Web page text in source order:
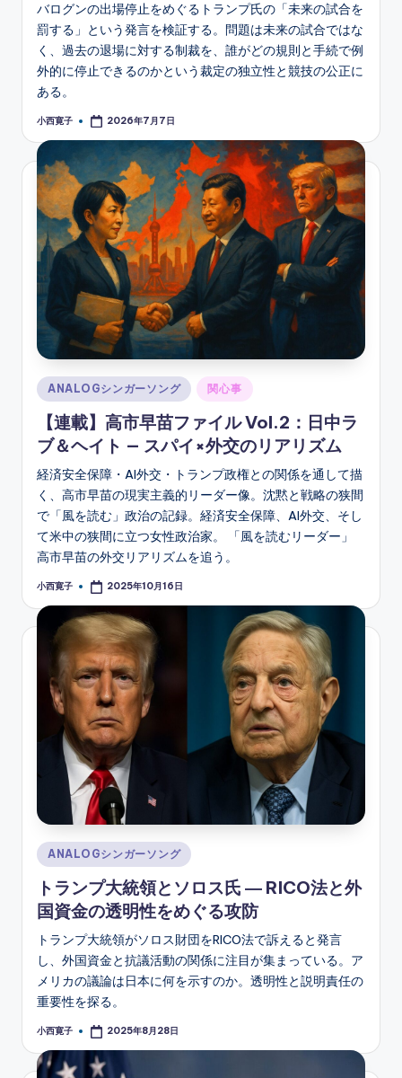
バログンの出場停止をめぐるトランプ氏の「未来の試合を
罰する」という発言を検証する。問題は未来の試合ではな
く、過去の退場に対する制裁を、誰がどの規則と手続で例
外的に停止できるのかという裁定の独立性と競技の公正に
ある。
Posted
小西寛子 2026年7月7日
Posted
in
ANALOGシンガーソング 関心事
【連載】高市早苗ファイル Vol.2：日中ラ
ブ＆ヘイト — スパイ×外交のリアリズム
経済安全保障・AI外交・トランプ政権との関係を通して描
く、高市早苗の現実主義的リーダー像。沈黙と戦略の狭間
で「風を読む」政治の記録。経済安全保障、AI外交、そし
て米中の狭間に立つ女性政治家。 「風を読むリーダー」
高市早苗の外交リアリズムを追う。
Posted
小西寛子 2025年10月16日
Posted
in
ANALOGシンガーソング
トランプ大統領とソロス氏 ― RICO法と外
国資金の透明性をめぐる攻防
トランプ大統領がソロス財団をRICO法で訴えると発言
し、外国資金と抗議活動の関係に注目が集まっている。ア
メリカの議論は日本に何を示すのか。透明性と説明責任の
重要性を探る。
Posted
小西寛子 2025年8月28日